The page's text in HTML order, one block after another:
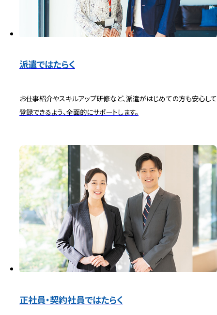
派遣ではたらく
お仕事紹介やスキルアップ研修など、派遣がはじめての方も安心して
登録できるよう、全面的にサポートします。
正社員・契約社員ではたらく